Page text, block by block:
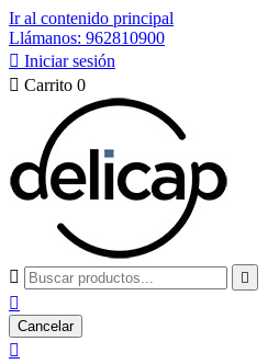
Ir al contenido principal
Llámanos: 962810900
 Iniciar sesión
 Carrito 0
 

Cancelar
